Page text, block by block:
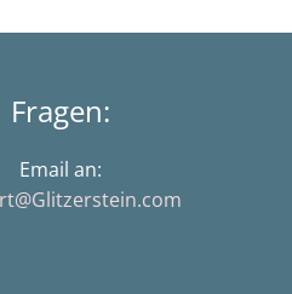
Fragen:
Email an: